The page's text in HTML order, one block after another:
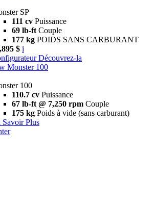
SP
111 cv Puissance
69 lb-ft Couple
177 kg POIDS SANS CARBURANT
$ i
Découvrez-la
Monster 100
100
110.7 cv Puissance
67 lb-ft @ 7,250 rpm Couple
175 kg Poids à vide (sans carburant)
Savoir Plus